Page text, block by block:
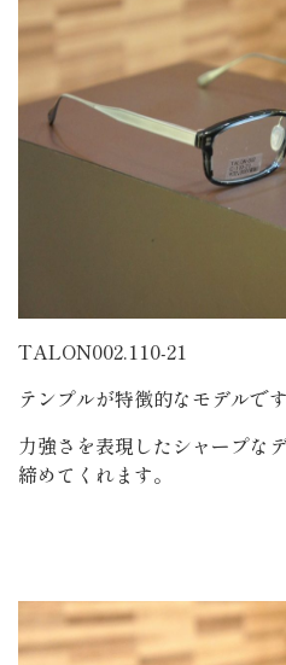
TALON002.110-21
テンプルが特徴的なモデルです
力強さを表現したシャープな
締めてくれます。